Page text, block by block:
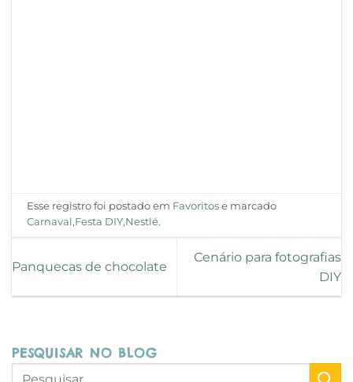
Esse registro foi postado em Favoritos e marcado
Carnaval ,Festa DIY,Nestlé.
Panquecas de chocolate
Cenário para fotografias
DIY
PESQUISAR NO BLOG